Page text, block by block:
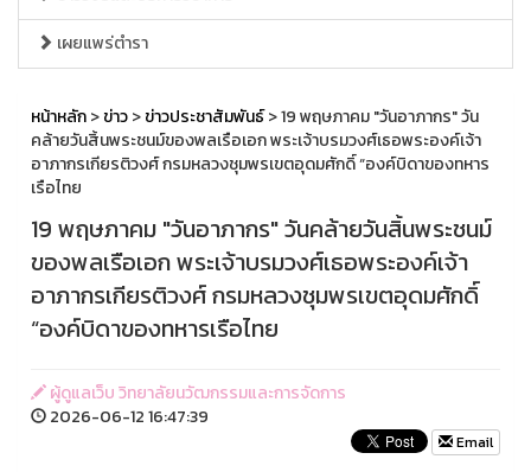
เผยแพร่ตำรา
หน้าหลัก>ข่าว>ข่าวประชาสัมพันธ์> 19 พฤษภาคม "วันอาภากร" วัน
คล้ายวันสิ้นพระชนม์ของพลเรือเอก พระเจ้าบรมวงศ์เธอพระองค์เจ้า
อาภากรเกียรติวงศ์ กรมหลวงชุมพรเขตอุดมศักดิ์ “องค์บิดาของทหาร
เรือไทย
19 พฤษภาคม "วันอาภากร" วันคล้ายวันสิ้นพระชนม์
ของพลเรือเอก พระเจ้าบรมวงศ์เธอพระองค์เจ้า
อาภากรเกียรติวงศ์ กรมหลวงชุมพรเขตอุดมศักดิ์
“องค์บิดาของทหารเรือไทย
ผู้ดูแลเว็บ วิทยาลัยนวัฒกรรมและการจัดการ
2026-06-12 16:47:39
Email